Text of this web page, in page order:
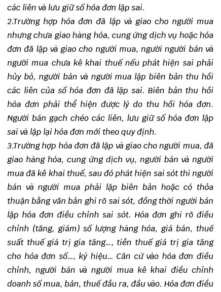
các liên và lưu giữ số hóa đơn lập sai.
2.Trường hợp hóa đơn đã lập và giao cho người mua
nhưng chưa giao hàng hóa, cung ứng dịch vụ hoặc hóa
đơn đã lập và giao cho người mua, người người bán và
người mua chưa kê khai thuế nếu phát hiện sai phải
hủy bỏ, người bán và người mua lập biên bản thu hồi
các liên của số hóa đơn đã lập sai. Biên bản thu hồi
hóa đơn phải thể hiện được lý do thu hồi hóa đơn.
Người bán gạch chéo các liên, lưu giữ số hóa đơn lập
sai và lập lại hóa đơn mới theo quy định.
3.Trường hợp hóa đơn đã lập và giao cho người mua, đã
giao hàng hóa, cung ứng dịch vụ, người bán và người
mua đã kê khai thuế, sau đó phát hiện sai sót thì người
bán và người mua phải lập biên bản hoặc có thỏa
thuận bằng văn bản ghi rõ sai sót, đồng thời người bán
lập hóa đơn điều chỉnh sai sót. Hóa đơn ghi rõ điều
chỉnh (tăng, giám) số lượng hàng hóa, giá bán, thuế
suất thuế giá trị gia tăng…, tiền thuế giá trị gia tăng
cho hóa đơn số…, ký hiệu… Căn cứ vào hóa đơn điều
chỉnh, người bán và người mua kê khai điều chỉnh
doanh số mua, bán, thuế đầu ra, đầu vào. Hóa đơn điều